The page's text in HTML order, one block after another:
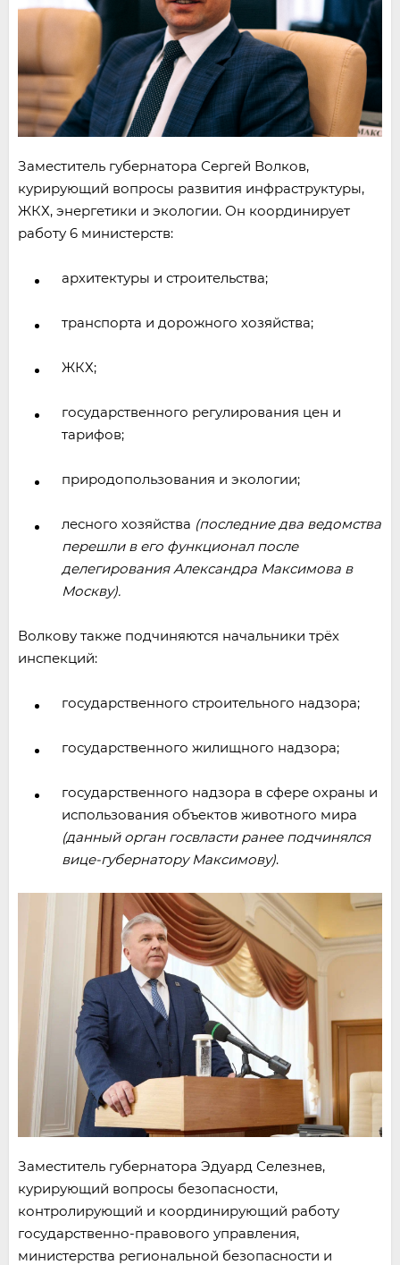
Заместитель губернатора Сергей Волков,
курирующий вопросы развития инфраструктуры,
ЖКХ, энергетики и экологии. Он координирует
работу 6 министерств:
архитектуры и строительства;
транспорта и дорожного хозяйства;
ЖКХ;
государственного регулирования цен и
тарифов;
природопользования и экологии;
лесного хозяйства (последние два ведомства
перешли в его функционал после
делегирования Александра Максимова в
Москву).
Волкову также подчиняются начальники трёх
инспекций:
государственного строительного надзора;
государственного жилищного надзора;
государственного надзора в сфере охраны и
использования объектов животного мира
(данный орган госвласти ранее подчинялся
вице-губернатору Максимову).
Заместитель губернатора Эдуард Селезнев,
курирующий вопросы безопасности,
контролирующий и координирующий работу
государственно-правового управления,
министерства региональной безопасности и